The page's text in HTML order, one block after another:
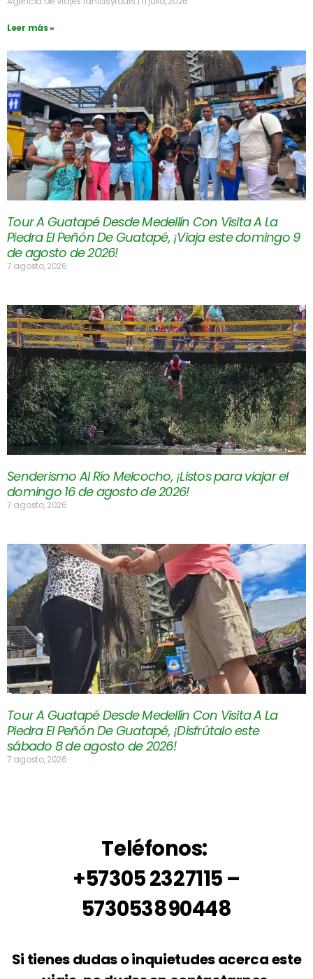
Leer más »
Tour A Guatapé Desde Medellín Con Visita A La
Piedra El Peñón De Guatapé, ¡Viaja este domingo 9
de agosto de 2026!
7 agosto, 2026
Senderismo Al Río Melcocho, ¡Listos para viajar el
domingo 16 de agosto de 2026!
7 agosto, 2026
Tour A Guatapé Desde Medellín Con Visita A La
Piedra El Peñón De Guatapé, ¡Disfrútalo este
sábado 8 de agosto de 2026!
7 agosto, 2026
Teléfonos:
+57305 2327115 –
573053890448
Si tienes dudas o inquietudes acerca este